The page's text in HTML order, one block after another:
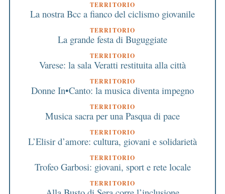
TERRITORIO
La nostra Bcc a fianco del ciclismo giovanile
TERRITORIO
La grande festa di Buguggiate
TERRITORIO
Varese: la sala Veratti restituita alla città
TERRITORIO
Donne In•Canto: la musica diventa impegno
TERRITORIO
Musica sacra per una Pasqua di pace
TERRITORIO
L’Elisir d’amore: cultura, giovani e solidarietà
TERRITORIO
Trofeo Garbosi: giovani, sport e rete locale
TERRITORIO